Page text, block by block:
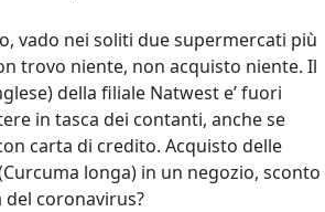
vado nei soliti due supermercati più
trovo niente, non acquisto niente. Il
della filiale Natwest e’ fuori
in tasca dei contanti, anche se
carta di credito. Acquisto delle
longa) in un negozio, sconto
del coronavirus?